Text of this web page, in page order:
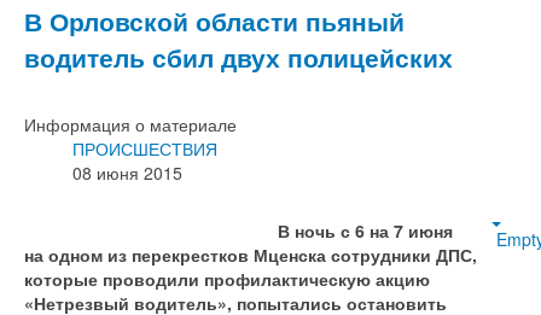
В Орловской области пьяный
водитель сбил двух полицейских
Информация о материале
ПРОИСШЕСТВИЯ
08 июня 2015
В ночь с 6 на 7 июня
на одном из перекрестков Мценска сотрудники ДПС,
которые проводили профилактическую акцию
«Нетрезвый водитель», попытались остановить